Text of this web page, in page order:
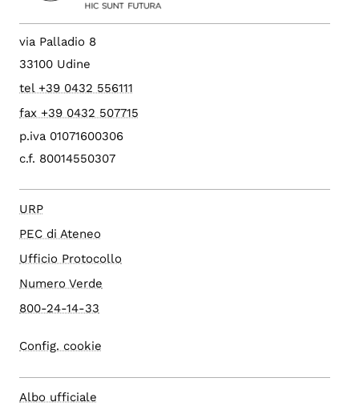
via Palladio 8
33100 Udine
tel +39 0432 556111
fax +39 0432 507715
p.iva 01071600306
c.f. 80014550307
URP
PEC di Ateneo
Ufficio Protocollo
Numero Verde
800-24-14-33
Config. cookie
Albo ufficiale